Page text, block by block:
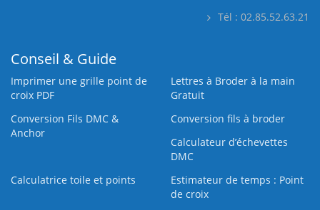
Tél : 02.85.52.63.21
Conseil & Guide
Imprimer une grille point de
croix PDF
Lettres à Broder à la main
Gratuit
Conversion Fils DMC &
Anchor
Conversion fils à broder
Calculateur d’échevettes
DMC
Calculatrice toile et points
Estimateur de temps : Point
de croix